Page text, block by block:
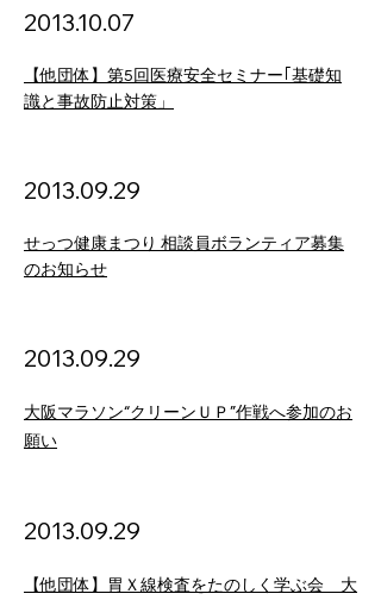
2013.10.07
【他団体】第5回医療安全セミナー｢基礎知
識と事故防止対策」
2013.09.29
せっつ健康まつり 相談員ボランティア募集
のお知らせ
2013.09.29
大阪マラソン“クリーンＵＰ”作戦へ参加のお
願い
2013.09.29
【他団体】胃Ｘ線検査をたのしく学ぶ会 大